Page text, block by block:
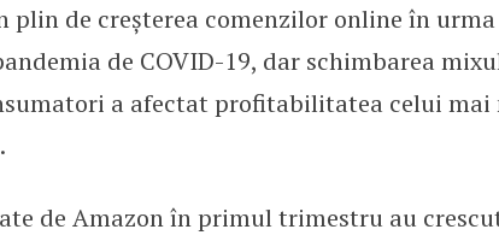
au crescut cu 26% în
plin de creșterea comenzilor online în urma
de COVID-19, dar schimbarea
a afectat profitabilitatea celui mai
de Amazon în primul trimestru au